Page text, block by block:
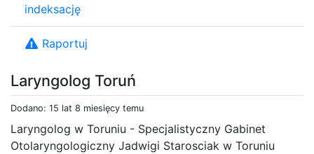
Laryngolog Toruń
Dodano: 15 lat 8 miesięcy temu
Laryngolog w Toruniu - Specjalistyczny Gabinet
Otolaryngologiczny Jadwigi Starosciak w Toruniu
indeksację
Raportuj